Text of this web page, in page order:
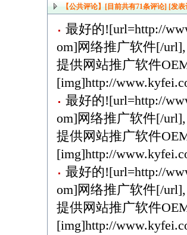
【公共评论】[目前共有71条评论] [发
最好的![url=http://
om]网络推广软件[/url],
提供网站推广软件
[img]http://
最好的![url=http://
om]网络推广软件[/url],
提供网站推广软件
[img]http://
最好的![url=http://
om]网络推广软件[/url],
提供网站推广软件
[img]http://